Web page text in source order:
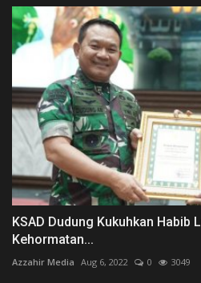
KSAD Dudung Kukuhkan Habib
Kehormatan...
Azzahir Media Aug 6, 2022 0 3049